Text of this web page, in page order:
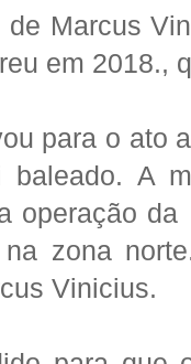
de Marcus
em 2018.,
para o ato
baleado. A
operação
zona
Vinicius.